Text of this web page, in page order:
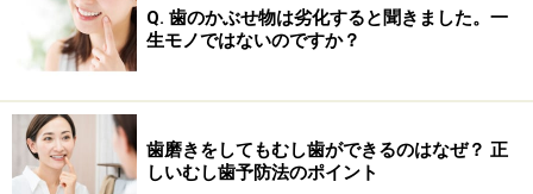
歯科医が考えるCAD/CAM冠のメリット・デメリット
CAD/CAM冠を利用するための条件
■かぶせる場所
Q. 歯のかぶせ物は劣化すると聞きました。一
生モノではないのですか？
歯磨きをしてもむし歯ができるのはなぜ？ 正
しいむし歯予防法のポイント